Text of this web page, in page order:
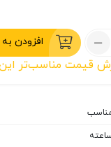
افزودن
قیمت مناسب‌تر این